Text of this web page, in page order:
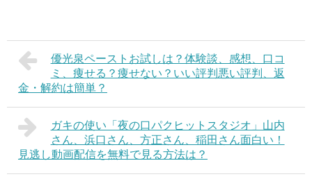
優光泉ペーストお試しは？体験談、感想、口コ
ミ、痩せる？痩せない？いい評判悪い評判、返
金・解約は簡単？
ガキの使い「夜の口パクヒットスタジオ」山内
さん、浜口さん、方正さん、稲田さん面白い！
見逃し動画配信を無料で見る方法は？